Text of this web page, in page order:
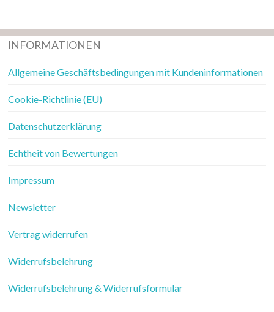
INFORMATIONEN
Allgemeine Geschäftsbedingungen mit Kundeninformationen
Cookie-Richtlinie (EU)
Datenschutzerklärung
Echtheit von Bewertungen
Impressum
Newsletter
Vertrag widerrufen
Widerrufsbelehrung
Widerrufsbelehrung & Widerrufsformular